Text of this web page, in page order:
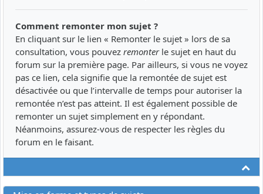
Comment remonter mon sujet ?
En cliquant sur le lien « Remonter le sujet » lors de sa
consultation, vous pouvez remonterle sujet en haut du
forum sur la première page. Par ailleurs, si vous ne voyez
pas ce lien, cela signifie que la remontée de sujet est
désactivée ou que l’intervalle de temps pour autoriser la
remontée n’est pas atteint. Il est également possible de
remonter un sujet simplement en y répondant.
Néanmoins, assurez-vous de respecter les règles du
forum en le faisant.